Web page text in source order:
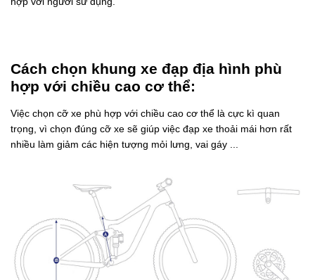
Cách chọn khung xe đạp địa hình phù
hợp với chiều cao cơ thể:
Việc chọn cỡ xe phù hợp với chiều cao cơ thể là cực kì quan
trọng, vì chọn đúng cỡ xe sẽ giúp việc đạp xe thoải mái hơn rất
nhiều làm giảm các hiện tượng mỏi lưng, vai gáy ...